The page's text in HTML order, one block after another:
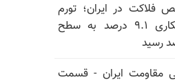
فلاکت در ایران؛ تورم
۸۸.۶ درصد و بیکاری ۹.۱ درصد به سطح
مقاومت ایران - قسمت